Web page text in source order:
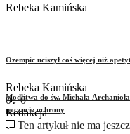
Modlitwa do św. Michała
poczucie ochrony
Rebeka Kamińska
Ozempic uciszył coś więcej niż
Rebeka Kamińska
0
0
Redakcja
Ten artykuł nie ma